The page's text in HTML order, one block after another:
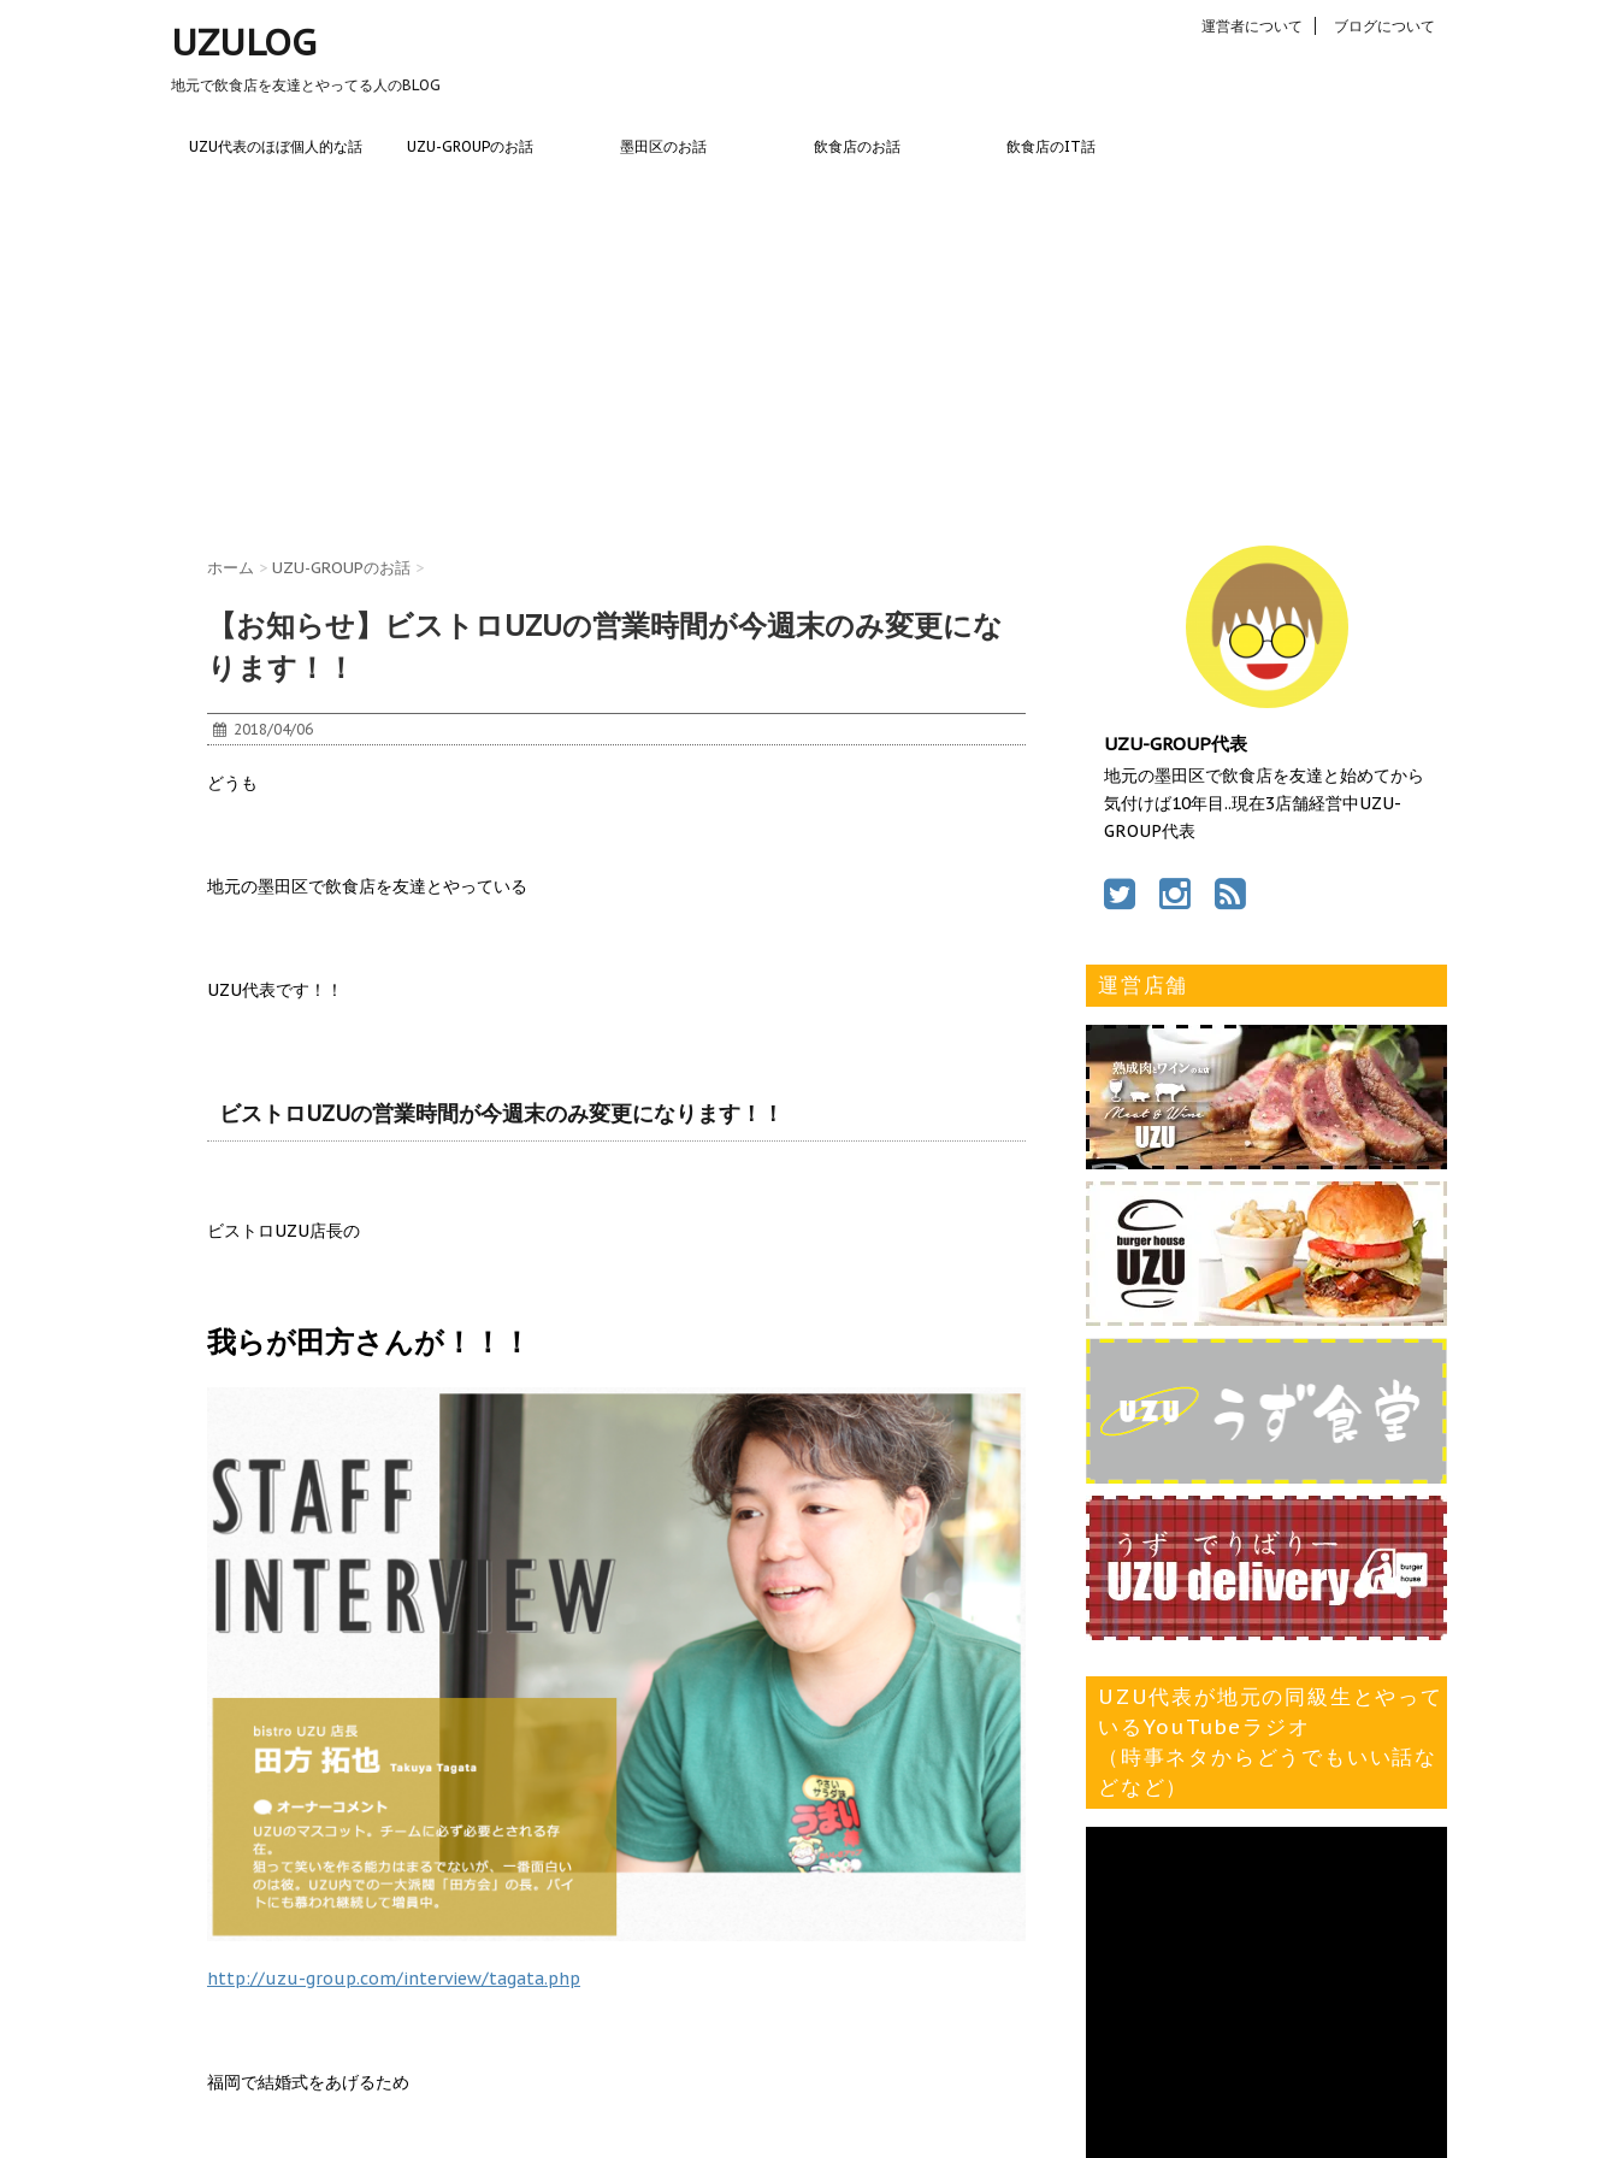
UZULOG
地元で飲食店を友達とやってる人のBLOG
運営者について ブログについて
UZU代表のほぼ個人的な話 UZU-GROUPのお話 墨田区のお話 飲食店のお話 飲食店のIT話
ホーム > UZU-GROUPのお話 >
【お知らせ】ビストロUZUの営業時間が今週末のみ変更にな
ります！！
2018/04/06
どうも
地元の墨田区で飲食店を友達とやっている
UZU代表です！！
ビストロUZUの営業時間が今週末のみ変更になります！！
ビストロUZU店長の
我らが田方さんが！！！
http://uzu-group.com/interview/tagata.php
福岡で結婚式をあげるため
UZU-GROUP代表
地元の墨田区で飲食店を友達と始めてから
気付けば10年目..現在3店舗経営中UZU-
GROUP代表
運営店舗
UZU代表が地元の同級生とやって
いるYouTubeラジオ
（時事ネタからどうでもいい話な
どなど）